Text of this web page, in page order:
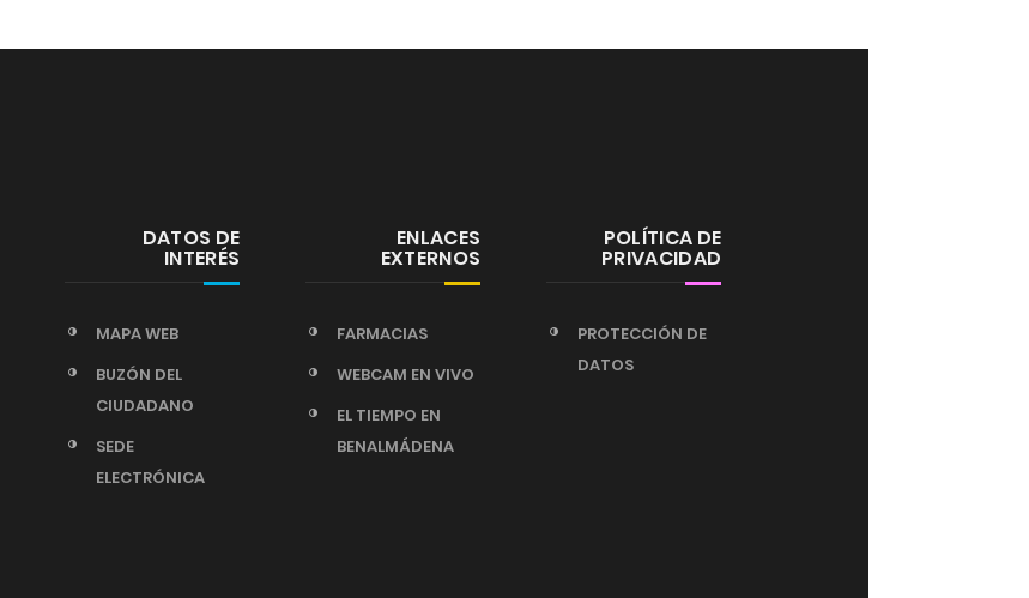
DATOS DE
INTERÉS
MAPA WEB
BUZÓN DEL
CIUDADANO
SEDE
ELECTRÓNICA
ENLACES
EXTERNOS
FARMACIAS
WEBCAM EN VIVO
EL TIEMPO EN
BENALMÁDENA
POLÍTICA DE
PRIVACIDAD
PROTECCIÓN DE
DATOS